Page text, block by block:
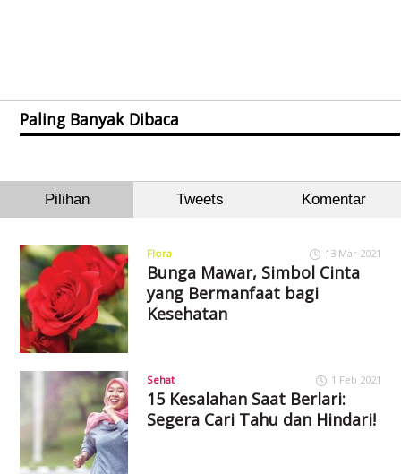
Paling Banyak Dibaca
Pilihan Tweets Komentar
Flora 13 Mar 2021
Bunga Mawar, Simbol Cinta
yang Bermanfaat bagi
Kesehatan
Sehat 1 Feb 2021
15 Kesalahan Saat Berlari:
Segera Cari Tahu dan Hindari!